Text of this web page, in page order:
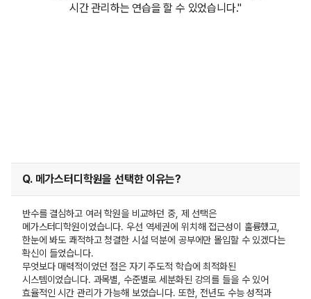
시간 관리하는 연습을 할 수 있었습니다."
Q. 메가스터디학원을 선택한 이유는?
반수를 결심하고 여러 학원을 비교하던 중, 제 선택은
메가스터디학원이었습니다. 우선 역세권에 위치해 접근성이 훌륭했고,
한눈에 봐도 쾌적하고 청결한 시설 덕분에 공부에만 몰입할 수 있겠다는
확신이 들었습니다.
무엇보다 매력적이었던 점은 자기 주도적 학습에 최적화된
시스템이었습니다. 과목별, 수준별로 세분화된 강의를 들을 수 있어
효율적인 시간 관리가 가능해 보였습니다. 또한, 전년도 수능 성적과